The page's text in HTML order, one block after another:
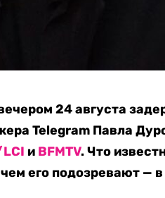
24 августа
Telegram Павла
и BFMTV. Что
его подозревают —